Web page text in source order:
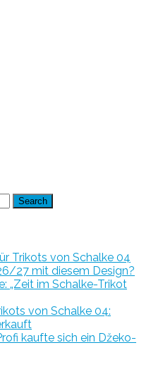
Trikots von Schalke 04
27 mit diesem Design?
„Zeit im Schalke-Trikot
von Schalke 04:
kaufte sich ein Džeko-